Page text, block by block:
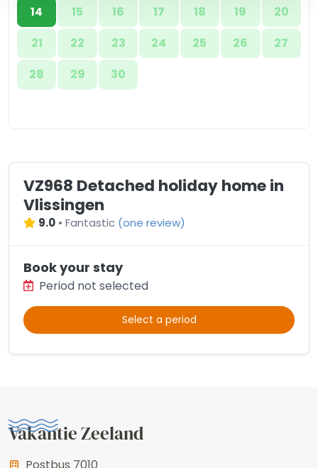
14 15 16 17 18 19
20
21
22 23 24 25 26
27
28
29 30
VZ968 Detached holiday home in
Vlissingen
9.0 • Fantastic (one review)
Book your stay
Period not selected
Select a period
Vakantie Zeeland